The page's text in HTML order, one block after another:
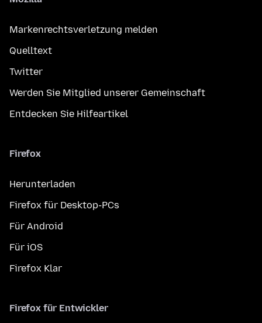
Markenrechtsverletzung melden
Quelltext
Twitter
Werden Sie Mitglied unserer Gemeinschaft
Entdecken Sie Hilfeartikel
Firefox
Herunterladen
Firefox für Desktop-PCs
Für Android
Für iOS
Firefox Klar
Firefox für Entwickler